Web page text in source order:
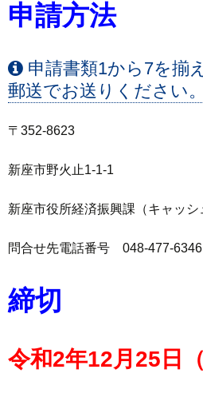
申請方法
申請書類1から7を揃
郵送でお送りください。
〒352-8623
新座市野火止1-1-1
新座市役所経済振興課（キャッシ
問合せ先電話番号 048-477-6346
締切
令和2年12月25日